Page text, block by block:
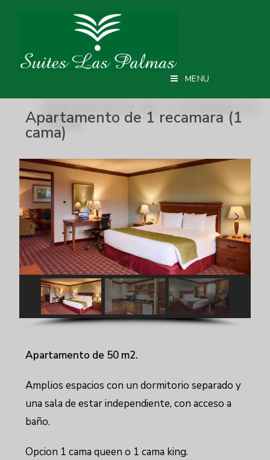
MENU
Apartamento de 1 recamara (1
cama)
Apartamento de 50 m2.
Amplios espacios con un dormitorio separado y
una sala de estar independiente, con acceso a
baño.
Opcion 1 cama queen o 1 cama king.